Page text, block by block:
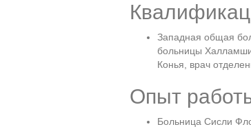
Западная общая
больницы
Конья, врач
Опыт
Больница Сисли